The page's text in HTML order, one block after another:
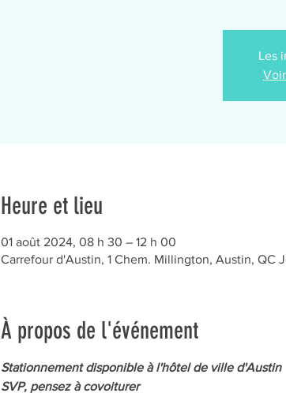
Les
Heure et lieu
01 août 2024, 08 h 30 – 12 h 00
Carrefour d'Austin, 1 Chem. Millington, Austin, QC
À propos de l'événement
Stationnement disponible à l'hôtel de ville d'Austin
SVP, pensez à covoiturer